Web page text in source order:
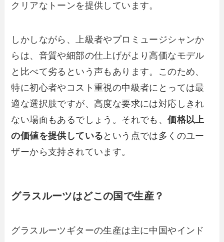
クリアなトーンを提供しています。
しかしながら、上級者やプロミュージシャンか
らは、音質や細部の仕上げがより高価なモデル
と比べて劣るという声もあります。このため、
特に初心者やコスト重視の中級者にとっては最
適な選択肢ですが、高度な要求には対応しきれ
ない場面もあるでしょう。それでも、価格以上
の価値を提供している という点では多くのユー
ザーから支持されています。
グラスルーツはどこの国で生産？
グラスルーツギターの生産は主に中国やインド